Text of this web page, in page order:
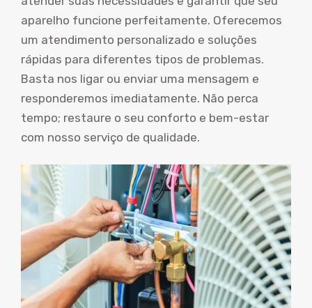
aparelho funcione perfeitamente. Oferecemos
um atendimento personalizado e soluções
rápidas para diferentes tipos de problemas.
Basta nos ligar ou enviar uma mensagem e
responderemos imediatamente. Não perca
tempo; restaure o seu conforto e bem-estar
com nosso serviço de qualidade.